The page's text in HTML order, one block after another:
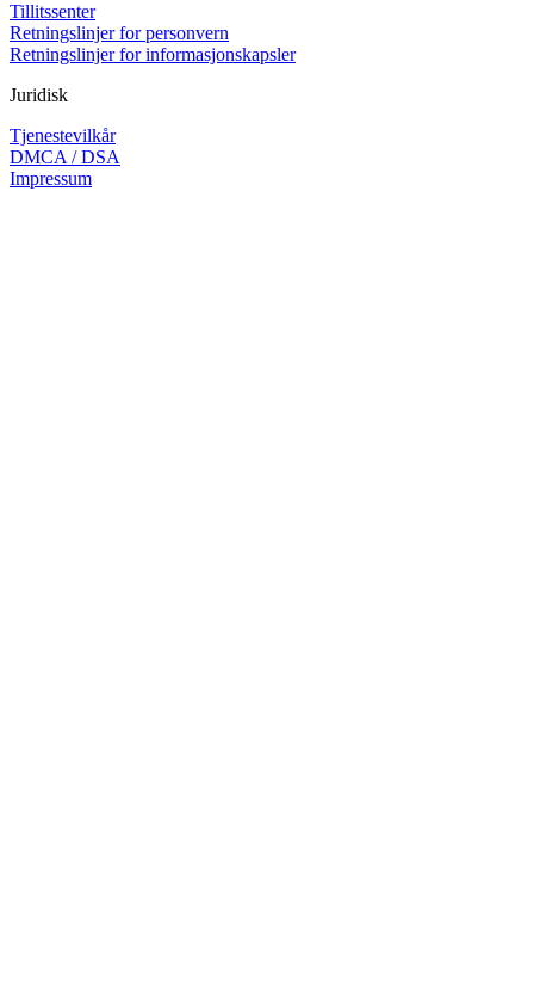
Tillitssenter
Retningslinjer for personvern
Retningslinjer for informasjonskapsler
Juridisk
Tjenestevilkår
DMCA / DSA
Impressum